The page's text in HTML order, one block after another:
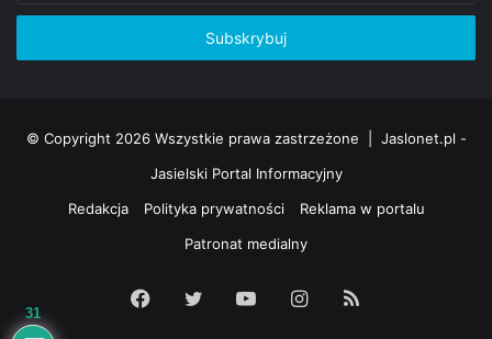
adres
© Copyright 2026 Wszystkie prawa zastrzeżone | Jaslonet.pl -
Jasielski Portal Informacyjny
Redakcja
Polityka prywatności
Reklama w portalu
Patronat medialny
Facebook
Twitter YouTubeInstagram
31